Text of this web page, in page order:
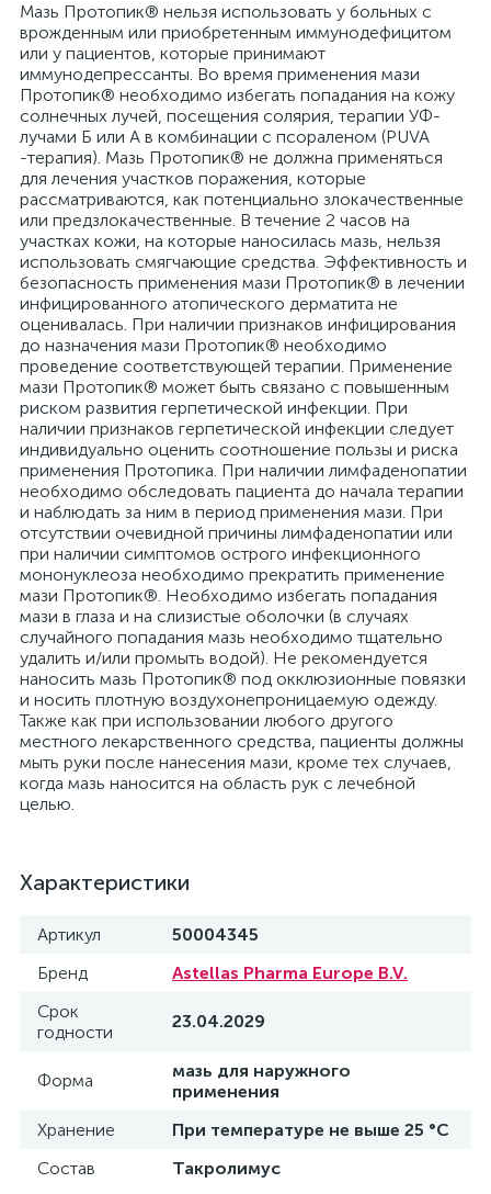
Мазь Протопик® нельзя использовать у больных с
врожденным или приобретенным иммунодефицитом
или у пациентов, которые принимают
иммунодепрессанты. Во время применения мази
Протопик® необходимо избегать попадания на кожу
солнечных лучей, посещения солярия, терапии УФ-
лучами Б или А в комбинации с псораленом (PUVA
-терапия). Мазь Протопик® не должна применяться
для лечения участков поражения, которые
рассматриваются, как потенциально злокачественные
или предзлокачественные. В течение 2 часов на
участках кожи, на которые наносилась мазь, нельзя
использовать смягчающие средства. Эффективность и
безопасность применения мази Протопик® в лечении
инфицированного атопического дерматита не
оценивалась. При наличии признаков инфицирования
до назначения мази Протопик® необходимо
проведение соответствующей терапии. Применение
мази Протопик® может быть связано с повышенным
риском развития герпетической инфекции. При
наличии признаков герпетической инфекции следует
индивидуально оценить соотношение пользы и риска
применения Протопика. При наличии лимфаденопатии
необходимо обследовать пациента до начала терапии
и наблюдать за ним в период применения мази. При
отсутствии очевидной причины лимфаденопатии или
при наличии симптомов острого инфекционного
мононуклеоза необходимо прекратить применение
мази Протопик®. Необходимо избегать попадания
мази в глаза и на слизистые оболочки (в случаях
случайного попадания мазь необходимо тщательно
удалить и/или промыть водой). Не рекомендуется
наносить мазь Протопик® под окклюзионные повязки
и носить плотную воздухонепроницаемую одежду.
Также как при использовании любого другого
местного лекарственного средства, пациенты должны
мыть руки после нанесения мази, кроме тех случаев,
когда мазь наносится на область рук с лечебной
целью.
Характеристики
Артикул
50004345
Бренд
Astellas Pharma Europe B.V.
Срок
годности
23.04.2029
Форма
мазь для наружного
применения
Хранение
При температуре не выше 25 °C
Состав
Такролимус